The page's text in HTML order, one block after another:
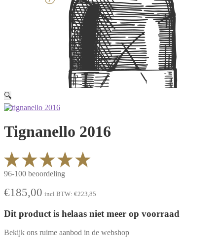
🔍
Tignanello 2016
96-100 beoordeling
€185,00 incl BTW: €223,85
Dit product is helaas niet meer op voorraad
Bekijk ons ruime aanbod in de webshop